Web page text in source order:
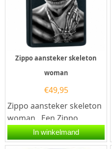
Zippo aansteker skeleton
woman
€49,95
Zippo aansteker skeleton
woman . Een Zippo
aansteker is een
kwalitatief
In winkelmand